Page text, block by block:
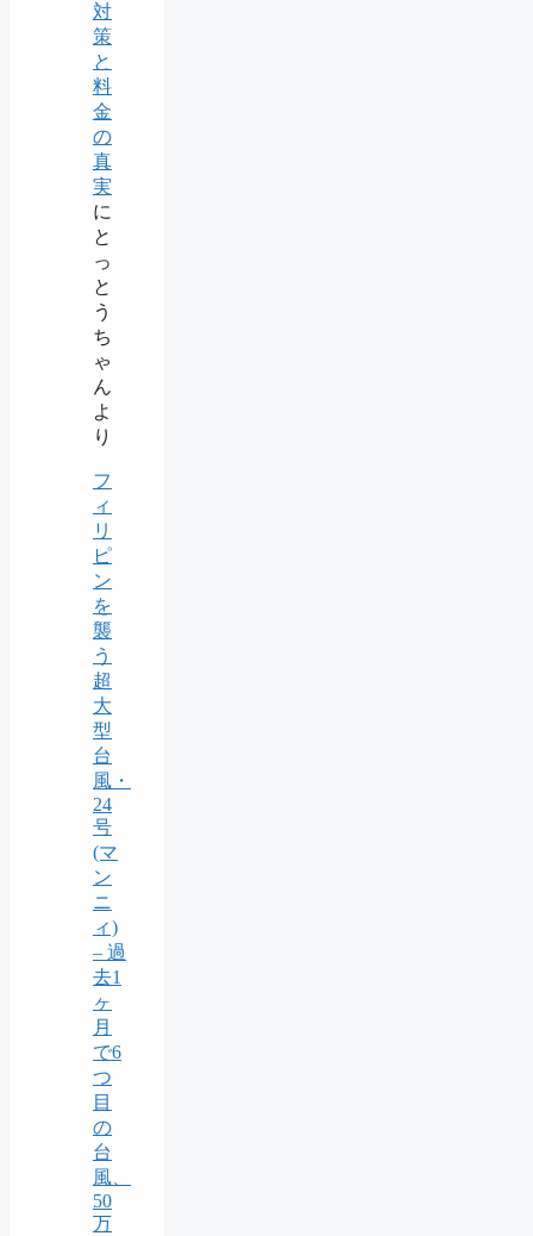
対
策
と
料
金
の
真
実
に
と
っ
と
う
ち
ゃ
ん
よ
り
フ
ィ
リ
ピ
ン
を
襲
う
超
大
型
台
風・
24
号
(マ
ン
ニ
ィ)
– 過
去1
ヶ
月
で6
つ
目
の
台
風、
50
万